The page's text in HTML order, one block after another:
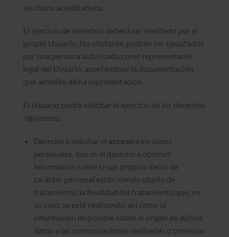
los datos acreditativos.
El ejercicio de derechos deberá ser realizado por el
propio Usuario. No obstante, podrán ser ejecutados
por una persona autorizada como representante
legal del Usuario, aportándose la documentación
que acredite dicha representación.
El Usuario podrá solicitar el ejercicio de los derechos
siguientes:
Derecho a solicitar el acceso a los datos
personales, que es el derecho a obtener
información sobre si sus propios datos de
carácter personal están siendo objeto de
tratamiento, la finalidad del tratamiento que, en
su caso, se esté realizando, así como la
información disponible sobre el origen de dichos
datos y las comunicaciones realizadas o previstas